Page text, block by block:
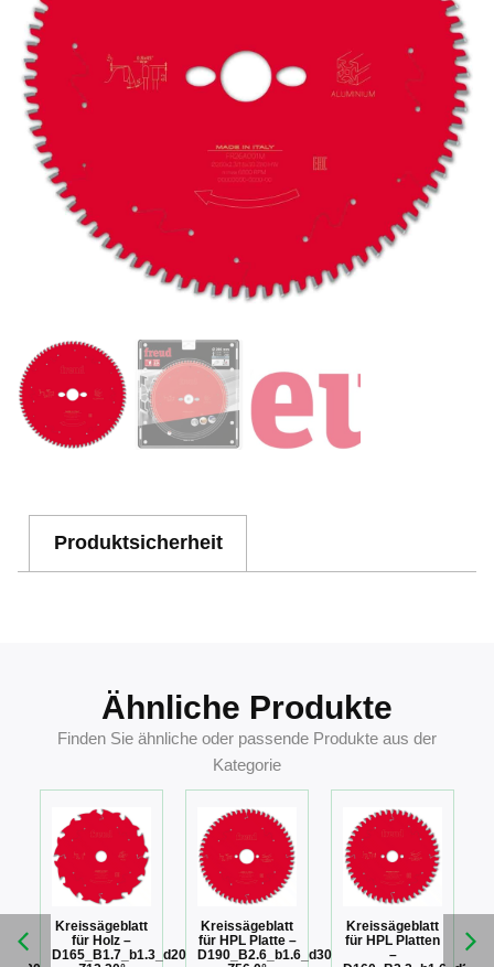
Produktsicherheit
Ähnliche Produkte
Finden Sie ähnliche oder passende Produkte aus der
Kategorie
Kreissägeblatt
für Holz –
D165_B1.7_b1.3_d20
Kreissägeblatt
für HPL Platte –
D190_B2.6_b1.6_d30
Kreissägeblatt
für HPL Platten
–